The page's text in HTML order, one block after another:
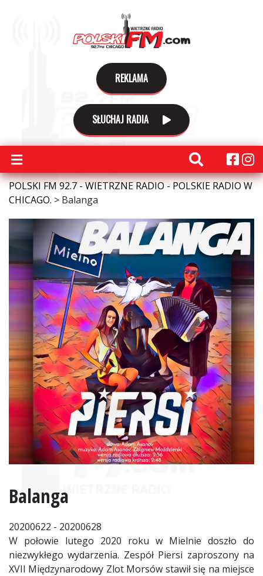
REKLAMA
SŁUCHAJ RADIA
POLSKI FM 92.7 - WIETRZNE RADIO - POLSKIE RADIO W
CHICAGO. > Balanga
Balanga
20200622 - 20200628
W połowie lutego 2020 roku w Mielnie doszło do
niezwykłego wydarzenia. Zespół Piersi zaproszony na
XVII Międzynarodowy Zlot Morsów stawił się na miejsce